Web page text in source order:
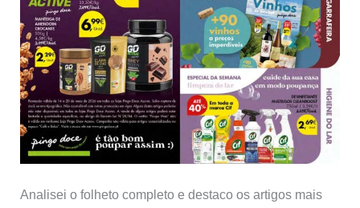
Analisei o folheto completo e destaco os artigos mais